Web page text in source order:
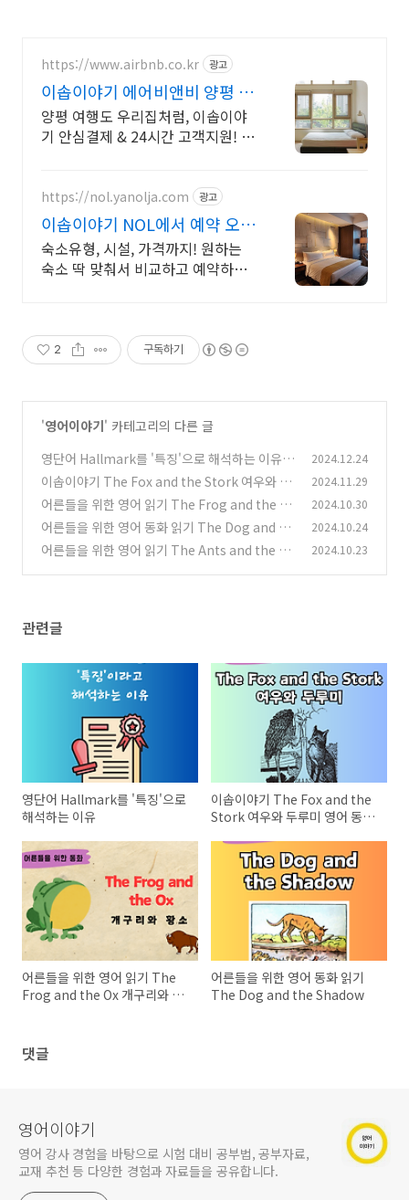
https://www.airbnb.co.kr 광고
이솝이야기 에어비앤비 양평 북
한강 옆 숙소
양평 여행도 우리집처럼, 이솝이야
기 안심결제 & 24시간 고객지원! 전
https://nol.yanolja.com 광고
이솝이야기 NOL에서 예약 오늘
의 숙박 핫딜!
숙소유형, 시설, 가격까지! 원하는
숙소 딱 맞춰서 비교하고 예약하세
2 구독하기
'영어이야기' 카테고리의 다른 글
영단어 Hallmark를 '특징'으로 해석하는 이유
(1)
2024.12.24
이솝이야기 The Fox and the Stork 여우와 두
루미 영어 동화 읽기
(4)
2024.11.29
어른들을 위한 영어 읽기 The Frog and the Ox
개구리와 황소
(4)
2024.10.30
어른들을 위한 영어 동화 읽기 The Dog and th
e Shadow (5)
2024.10.24
어른들을 위한 영어 읽기 The Ants and the Gr
2024.10.23
관련글
영단어 Hallmark를 '특징'으로
해석하는 이유
이솝이야기 The Fox and the
Stork 여우와 두루미 영어 동화
어른들을 위한 영어 읽기 The
Frog and the Ox 개구리와 황
어른들을 위한 영어 동화 읽기
The Dog and the Shadow
댓글
영어이야기
영어 강사 경험을 바탕으로 시험 대비 공부법, 공부자료,
교재 추천 등 다양한 경험과 자료들을 공유합니다.